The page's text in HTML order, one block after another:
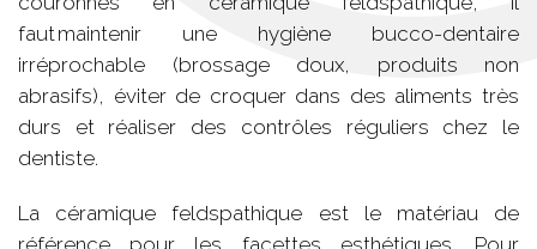
faut maintenir une hygiène bucco-dentaire
irréprochable (brossage doux, produits non
abrasifs), éviter de croquer dans des aliments très
durs et réaliser des contrôles réguliers chez le
dentiste.
La céramique feldspathique est le matériau de